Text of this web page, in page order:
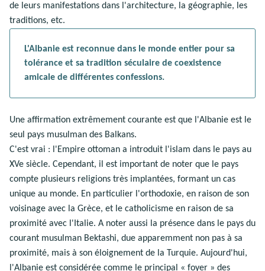
de leurs manifestations dans l'architecture, la géographie, les
traditions, etc.
L'Albanie est reconnue dans le monde entier pour sa
tolérance et sa tradition séculaire de coexistence
amicale de différentes confessions.
Une affirmation extrêmement courante est que l'Albanie est le
seul pays musulman des Balkans.
C'est vrai : l'Empire ottoman a introduit l'islam dans le pays au
XVe siècle. Cependant, il est important de noter que le pays
compte plusieurs religions très implantées, formant un cas
unique au monde. En particulier l'orthodoxie, en raison de son
voisinage avec la Grèce, et le catholicisme en raison de sa
proximité avec l'Italie. A noter aussi la présence dans le pays du
courant musulman Bektashi, due apparemment non pas à sa
proximité, mais à son éloignement de la Turquie. Aujourd'hui,
l'Albanie est considérée comme le principal « foyer » des